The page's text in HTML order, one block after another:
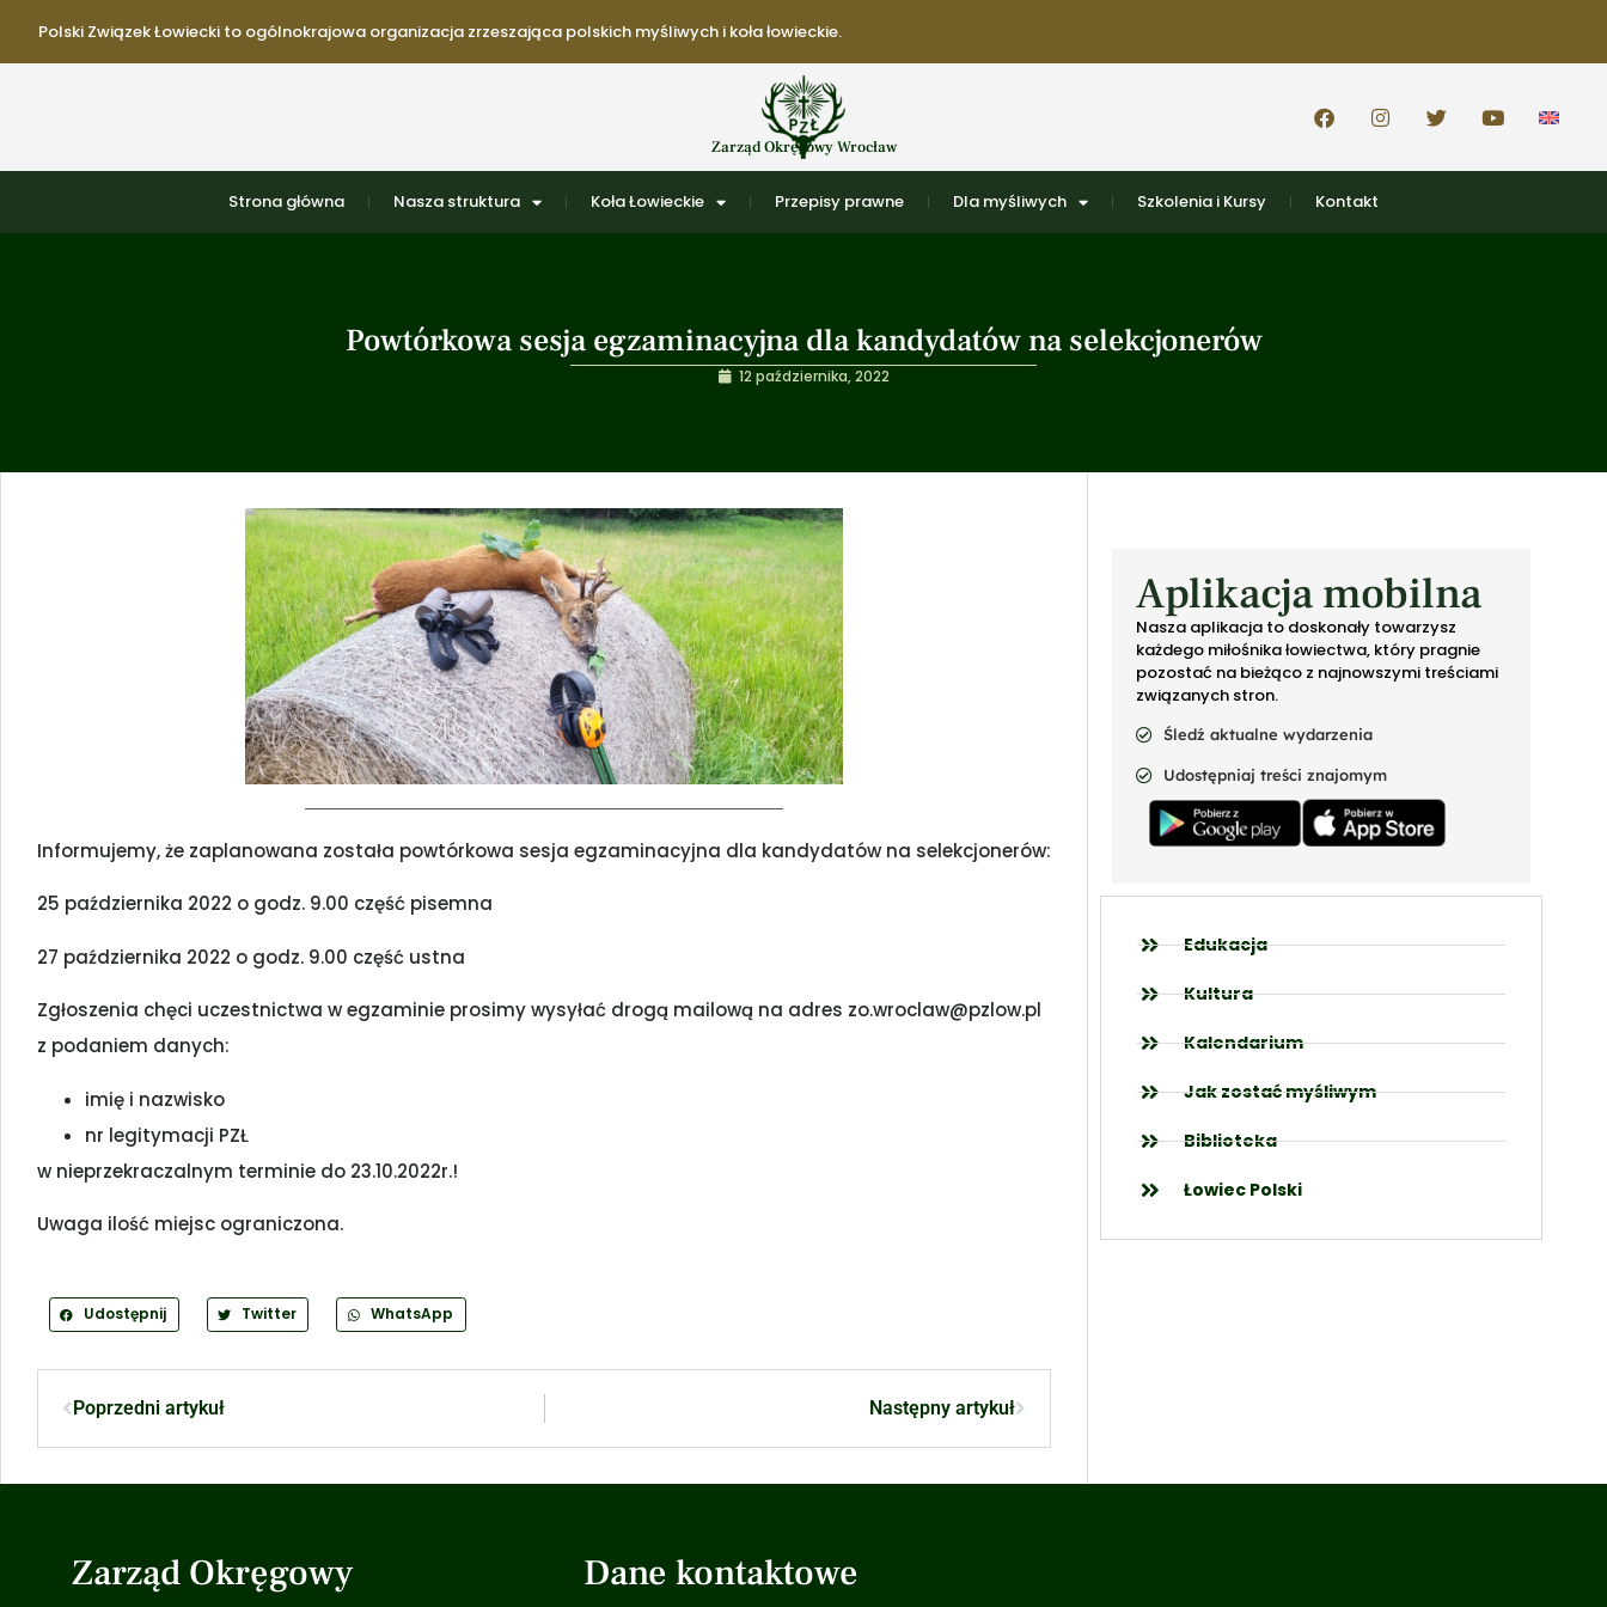
Polski Związek Łowiecki to ogólnokrajowa organizacja zrzeszająca polskich myśliwych i koła łowieckie.
Zarząd Okręgowy Wrocław
Strona główna Nasza struktura Koła Łowieckie Przepisy prawne Dla myśliwych Szkolenia i Kursy Kontakt
Powtórkowa sesja egzaminacyjna dla kandydatów na selekcjonerów
12 października, 2022
Informujemy, że zaplanowana została powtórkowa sesja egzaminacyjna dla kandydatów na selekcjonerów:
25 października 2022 o godz. 9.00 część pisemna
27 października 2022 o godz. 9.00 część ustna
Zgłoszenia chęci uczestnictwa w egzaminie prosimy wysyłać drogą mailową na adres zo.wroclaw@pzlow.pl
z podaniem danych:
imię i nazwisko
nr legitymacji PZŁ
w nieprzekraczalnym terminie do 23.10.2022r.!
Uwaga ilość miejsc ograniczona.
Udostępnij Twitter WhatsApp
Poprzedni artykuł Następny artykuł
Aplikacja mobilna
Nasza aplikacja to doskonały towarzysz
każdego miłośnika łowiectwa, który pragnie
pozostać na bieżąco z najnowszymi treściami
związanych stron.
Śledź aktualne wydarzenia
Udostępniaj treści znajomym
Edukacja
Kultura
Kalendarium
Jak zostać myśliwym
Biblioteka
Łowiec Polski
Zarząd Okręgowy Dane kontaktowe